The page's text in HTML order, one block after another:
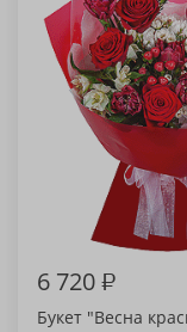
6 720₽
Букет "Весна